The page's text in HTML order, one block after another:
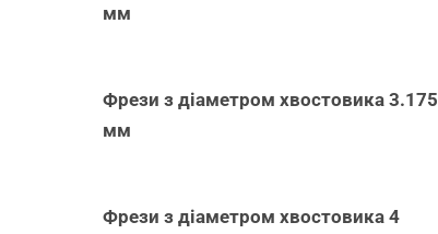
мм
Фрези з діаметром хвостовика 3.175
мм
Фрези з діаметром хвостовика 4